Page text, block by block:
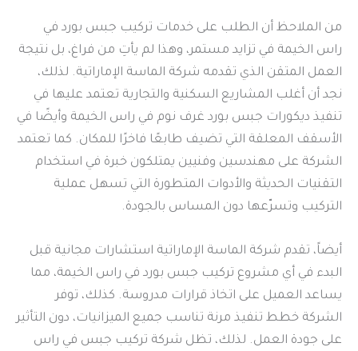
من الملاحظ أن الطلب على خدمات تركيب جبس بورد في
راس الخيمة في تزايد مستمر، وهذا لم يأتِ من فراغ، بل نتيجة
العمل المتقن الذي تقدمه شركة الماسة الإماراتية. لذلك،
نجد أن أغلب المشاريع السكنية والتجارية تعتمد عليها في
تنفيذ ديكورات جبس بورد غرف نوم في راس الخيمة وأيضًا في
الأسقف المعلقة التي تضيف طابعًا فاخرًا للمكان. كما تعتمد
الشركة على مهندسين وفنيين يمتلكون خبرة في استخدام
التقنيات الحديثة والأدوات المتطورة التي تسهل عملية
التركيب وتسرّعها دون المساس بالجودة.
أيضاً، تقدم شركة الماسة الإماراتية استشارات مجانية قبل
البدء في أي مشروع تركيب جبس بورد في راس الخيمة، مما
يساعد العميل على اتخاذ قرارات مدروسة. كذلك، توفر
الشركة خطط تنفيذ مرنة تناسب جميع الميزانيات، دون التأثير
على جودة العمل. لذلك، تظل شركة تركيب جبس في راس